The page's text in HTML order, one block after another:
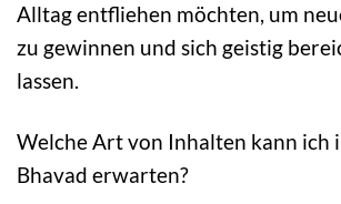
Alltag entfliehen möchten, um
zu gewinnen und sich geistig
lassen.
Welche Art von Inhalten kann ich
Bhavad erwarten?